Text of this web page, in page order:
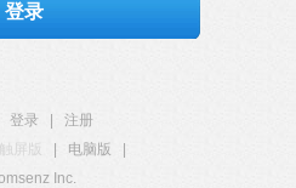
登录
登录
注册
触屏版 电脑版
Inc.